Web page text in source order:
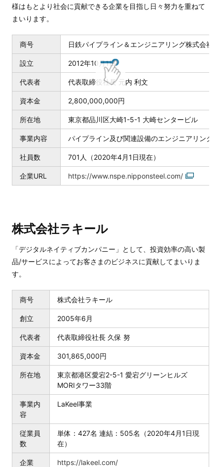
様はもとより社会に貢献できる企業を目指し日々努力を重ねて
まいります。
商号 日鉄パイプライン＆エンジニアリング株式会社
設立 2012年10月1日
代表者 代表取締役社長 元内 利文
資本金 2,800,000,000円
所在地 東京都品川区大崎1-5-1 大崎センタービル
事業内容 パイプライン及び関連設備のエンジニアリング
社員数 701人（2020年4月1日現在）
企業URL https://www.nspe.nipponsteel.com/
株式会社ラキール
「デジタルネイティブカンパニー」として、投資効率の高い製
品/サービスによってお客さまのビジネスに貢献してまいりま
す。
商号 株式会社ラキール
創立 2005年6月
代表者 代表取締役社長 久保 努
資本金 301,865,000円
所在地
東京都港区愛宕2-5-1 愛宕グリーンヒルズ
MORIタワー33階
事業内
容
LaKeel事業
従業員
数
単体：427名 連結：505名（2020年4月1日現
在）
企業
https://lakeel.com/